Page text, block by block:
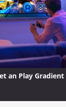
an Play